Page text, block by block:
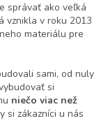
správať ako veľká
vznikla v roku 2013
materiálu pre
sami, od nuly
si
niečo viac než
si zákazníci u nás